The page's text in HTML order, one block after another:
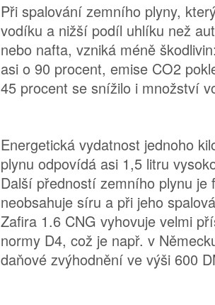
Při spalování zemního plyny,
vodíku a nižší podíl uhlíku než
nebo nafta, vzniká méně
asi o 90 procent, emise CO2
45 procent se snížilo i množství
Energetická vydatnost jednoho
plynu odpovídá asi 1,5 litru
Další předností zemního plynu je
neobsahuje síru a při jeho
Zafira 1.6 CNG vyhovuje velmi
normy D4, což je např. v
daňové zvýhodnění ve výši 600